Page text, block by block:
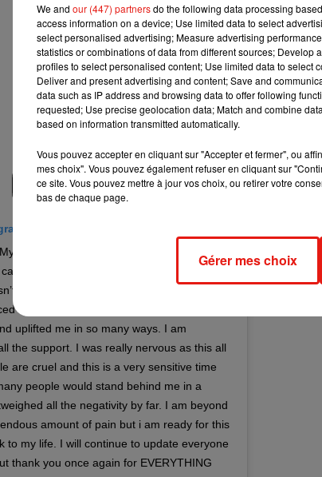
surgery went well. My jaw is currently
me as of right now and bare with me
stopped blowing up. Everyone’s love &
whatsoever and it means so much to me
uplifted me in so many ways. I am
the support. I was really nervous as this all
are cruel and this is a very sensitive time
people would stand behind me in a
all the negativity by far. I am beyond
amount of pain but i am ready for this
to my life. I will continue to update everyone
thank you once again for EVERYTHING
We and our (447) partnersdo the following data processing
access information on a device; Use limited data to select
select personalised advertising; Measure advertising
statistics or combinations of data from different sources;
profiles to select personalised content; Use limited data to select
Deliver and present advertising and content; Save and
data such as IP address and browsing data to offer following
requested; Use precise geolocation data; Match and combine
based on information transmitted automatically.
Vous pouvez accepter en cliquant sur "Accepter et fermer", ou
mes choix". Vous pouvez également refuser en cliquant sur
ce site. Vous pouvez mettre à jour vos choix, ou retirer votre
bas de chaque page.
Gérer mes choix